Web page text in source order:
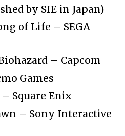
by SIE in Japan)
of Life – SEGA
– Capcom
Games
– Square Enix
– Sony Interactive